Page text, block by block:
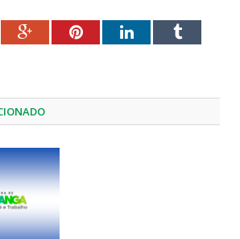
Google+PinterestLinkedInTumblr